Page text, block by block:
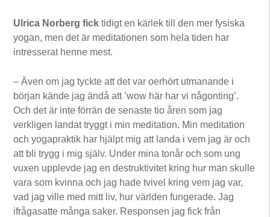
Ulrica Norberg fick tidigt en kärlek till den mer fysiska
yogan, men det är meditationen som hela tiden har
intresserat henne mest.
– Även om jag tyckte att det var oerhört utmanande i
början kände jag ändå att ’wow här har vi någonting’.
Och det är inte förrän de senaste tio åren som jag
verkligen landat tryggt i min meditation. Min meditation
och yogapraktik har hjälpt mig att landa i vem jag är och
att bli trygg i mig själv. Under mina tonår och som ung
vuxen upplevde jag en destruktivitet kring hur man skulle
vara som kvinna och jag hade tvivel kring vem jag var,
vad jag ville med mitt liv, hur världen fungerade. Jag
ifrågasatte många saker. Responsen jag fick från